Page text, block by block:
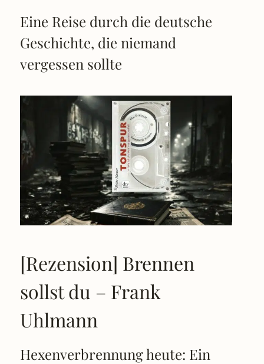
Eine Reise durch die deutsche
Geschichte, die niemand
vergessen sollte
[Rezension] Brennen
sollst du – Frank
Uhlmann
Hexenverbrennung heute: Ein